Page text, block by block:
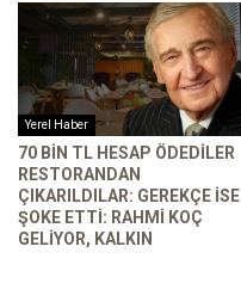
Yerel Haber
70 BIN TL HESAP ÖDEDILER
RESTORANDAN
ÇIKARILDILAR: GEREKÇE ISE
ŞOKE ETTI: RAHMI KOÇ
GELIYOR, KALKIN